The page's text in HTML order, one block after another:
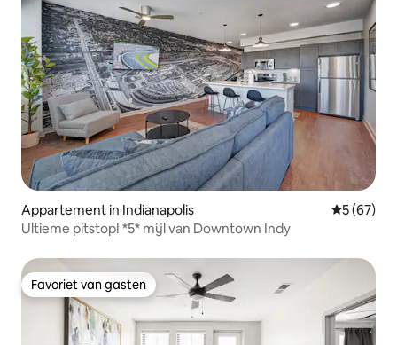
Appartement in Indianapolis
5 (67)
Ultieme pitstop! *5* mijl van Downtown Indy
Favoriet van gasten
Favoriet van gasten